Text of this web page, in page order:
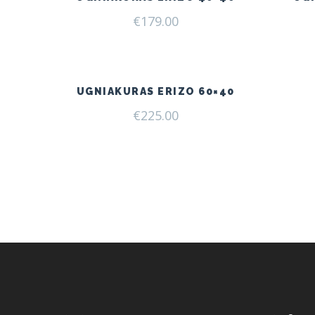
€179.00
UGNIAKURAS ERIZO 60×40
€225.00